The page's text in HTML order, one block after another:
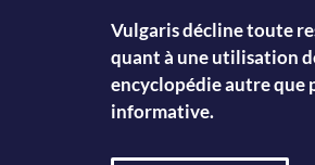
Vulgaris décline toute
quant à une utilisation
encyclopédie autre que
informative.